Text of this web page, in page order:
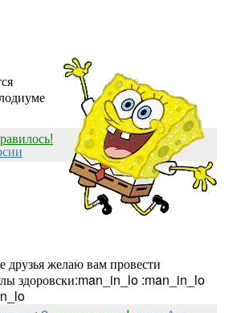
друзья желаю вам провести
здоровски:man_in_lo :man_in_lo